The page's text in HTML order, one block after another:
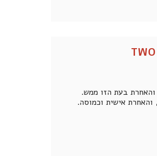
בעת הזו ממש.
אישית וכמוסה.